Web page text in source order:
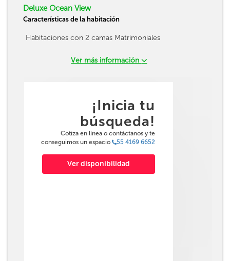
Deluxe Ocean View
Características de la habitación
Habitaciones con 2 camas Matrimoniales
Ver más información
¡Inicia tu
búsqueda!
Cotiza en línea o contáctanos y te
conseguimos un espacio
55 4169 6652
Ver disponibilidad